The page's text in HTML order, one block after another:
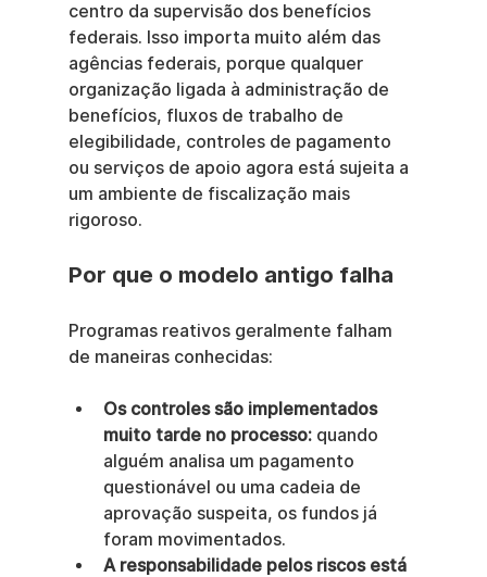
centro da supervisão dos benefícios
federais. Isso importa muito além das
agências federais, porque qualquer
organização ligada à administração de
benefícios, fluxos de trabalho de
elegibilidade, controles de pagamento
ou serviços de apoio agora está sujeita a
um ambiente de fiscalização mais
rigoroso.
Por que o modelo antigo falha
Programas reativos geralmente falham
de maneiras conhecidas:
Os controles são implementados
muito tarde no processo: quando
alguém analisa um pagamento
questionável ou uma cadeia de
aprovação suspeita, os fundos já
foram movimentados.
A responsabilidade pelos riscos está